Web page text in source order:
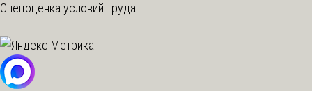
Спецоценка условий труда